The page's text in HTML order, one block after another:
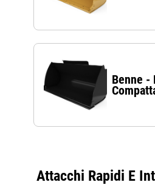
Benne -
Attacchi Rapidi E